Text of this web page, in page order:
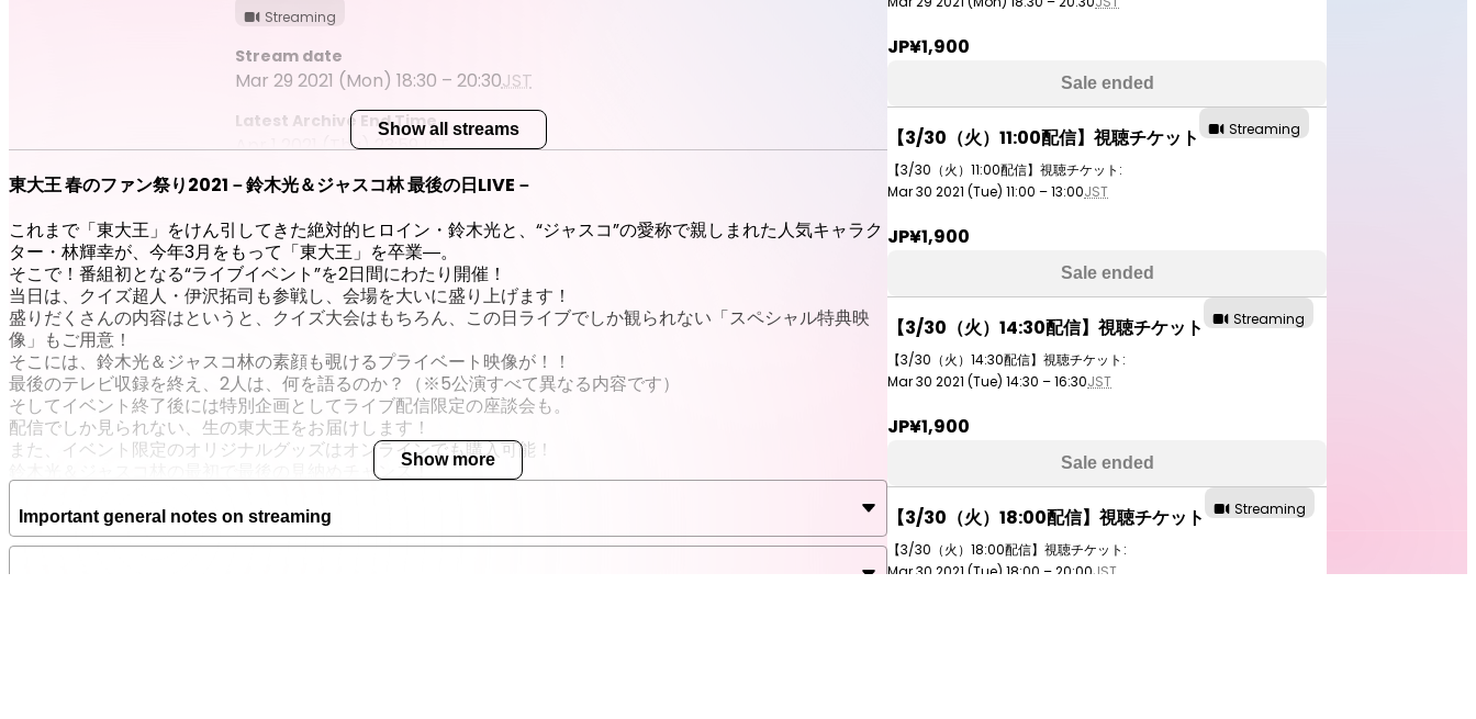
Streaming
Stream date
Mar 29 2021 (Mon) 18:30 – 20:30JST
Latest Archive End Time
Apr 1 2021 (Thu) 23:59JST
【3/30（火）11:00配信】視聴チケット
Stream date
Mar 30 2021 (Tue) 11:00 – 13:00
Latest Archive End Time
Apr 2 2021 (Fri) 23:59JST
【3/30（火）14:30配信】視聴チケット
Stream date
Mar 30 2021 (Tue) 14:30 – 16:30
Latest Archive End Time
【3/30（火）18:00配信】視聴チケット
Streaming
Show all streams
東大王 春のファン祭り2021－鈴木光＆ジャスコ林 最後の日LIVE－
これまで「東大王」をけん引してきた絶対的ヒロイン・鈴木光と、“ジャスコ”の愛称で親しまれた人気キャラク
ター・林輝幸が、今年3月をもって「東大王」を卒業―。
そこで！番組初となる“ライブイベント”を2日間にわたり開催！
当日は、クイズ超人・伊沢拓司も参戦し、会場を大いに盛り上げます！
盛りだくさんの内容はというと、クイズ大会はもちろん、この日ライブでしか観られない「スペシャル特典映
像」もご用意！
そこには、鈴木光＆ジャスコ林の素顔も覗けるプライベート映像が！！
最後のテレビ収録を終え、2人は、何を語るのか？（※5公演すべて異なる内容です）
そしてイベント終了後には特別企画としてライブ配信限定の座談会も。
配信でしか見られない、生の東大王をお届けします！
また、イベント限定のオリジナルグッズはオンラインでも購入可能！
鈴木光＆ジャスコ林の最初で最後の見納めチャンス！
----------------------------------------------
ご確認の上、お申込ください。
Show more
Important general notes on streaming
JP¥1,900
Sale ended
【3/30（火）11:00配信】視聴チケット Streaming
【3/30（火）11:00配信】視聴チケット:
Mar 30 2021 (Tue) 11:00 – 13:00JST
JP¥1,900
Sale ended
【3/30（火）14:30配信】視聴チケット Streaming
【3/30（火）14:30配信】視聴チケット:
Mar 30 2021 (Tue) 14:30 – 16:30JST
JP¥1,900
Sale ended
【3/30（火）18:00配信】視聴チケット Streaming
【3/30（火）18:00配信】視聴チケット:
Mar 30 2021 (Tue) 18:00 – 20:00JST